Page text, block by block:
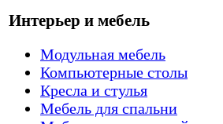
Интерьер и мебель
Модульная мебель
Компьютерные столы
Кресла и стулья
Мебель для спальни